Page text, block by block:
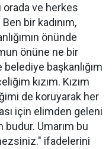
orada ve herkes
bir kadınım,
önünde
önüne ne bir
başkanlığım
kızım. Kızım
de koruyarak her
için elimden geleni
Umarım bu
ifadelerini